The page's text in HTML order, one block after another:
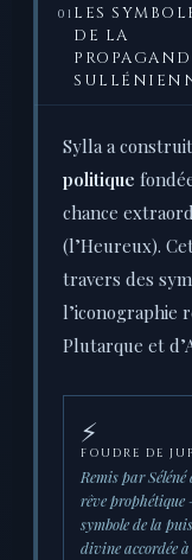
01 LES
DE LA
Sylla a
politique
chance
(l’Heureux).
travers des
l’iconographie
Plutarque et
⚡
FOUDRE DE
Remis par Séléné
rêve
symbole de la
divine accordée